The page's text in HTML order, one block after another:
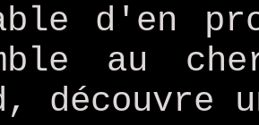
d'en
au